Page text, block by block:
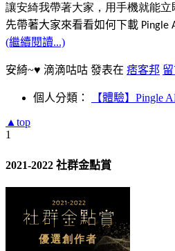
讓安綺我帶著大家， 用手機就能立
先帶著大家來看看如何下載 Pingle
(繼續閱讀...)
安綺~♥ 滴滴咕咕 發表在 痞客邦
個人分類： 【體驗】Pingle
▲top
1
2021-2022 社群金點賞